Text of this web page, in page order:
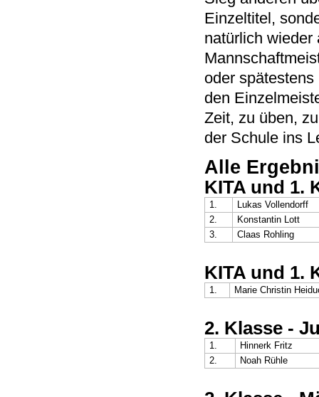
Einzeltitel,
natürlich wieder
oder
den
Zeit, zu üben,
der Schule ins
Alle
KITA und 1.
1.
Lukas Vollendorff
2.
Konstantin Lott
3.
Claas Rohling
KITA und 1.
1. Marie Christin
2. Klasse -
1.
Hinnerk Fritz
2.
Noah Rühle